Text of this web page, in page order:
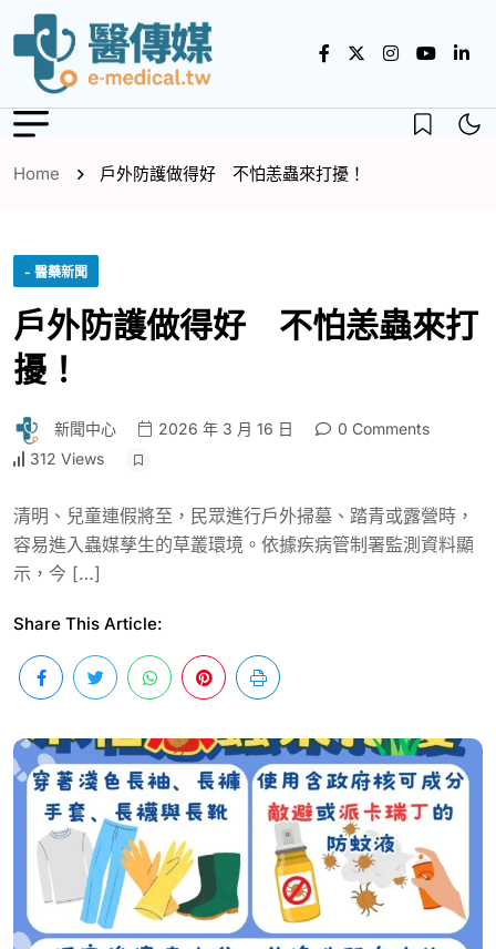
Home 戶外防護做得好 不怕恙蟲來打擾！
- 醫藥新聞
戶外防護做得好 不怕恙蟲來打
擾！
新聞中心 2026 年 3 月 16 日
0 Comments
312 Views
清明、兒童連假將至，民眾進行戶外掃墓、踏青或露營時，
容易進入蟲媒孳生的草叢環境。依據疾病管制署監測資料顯
示，今 […]
Share This Article: